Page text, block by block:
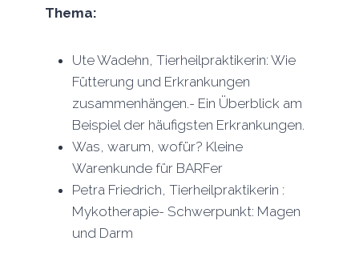
Thema:
Ute Wadehn, Tierheilpraktikerin: Wie
Fütterung und Erkrankungen
zusammenhängen.- Ein Überblick am
Beispiel der häufigsten Erkrankungen.
Was, warum, wofür? Kleine
Warenkunde für BARFer
Petra Friedrich, Tierheilpraktikerin :
Mykotherapie- Schwerpunkt: Magen
und Darm